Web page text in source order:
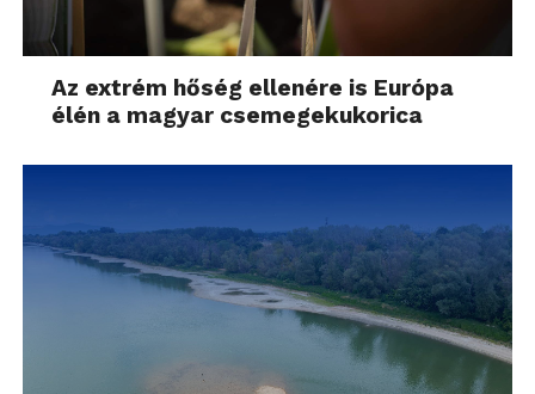
Az extrém hőség ellenére is Európa
élén a magyar csemegekukorica